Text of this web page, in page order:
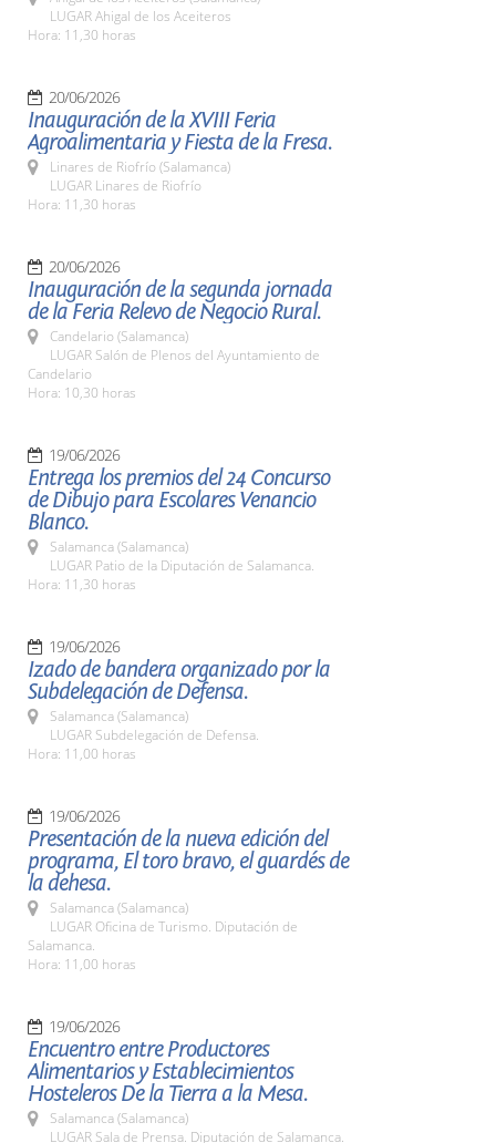
LUGAR Ahigal de los Aceiteros
Hora: 11,30 horas
20/06/2026
Inauguración de la XVIII Feria
Agroalimentaria y Fiesta de la Fresa.
Linares de Riofrío (Salamanca)
LUGAR Linares de Riofrío
Hora: 11,30 horas
20/06/2026
Inauguración de la segunda jornada
de la Feria Relevo de Negocio Rural.
Candelario (Salamanca)
LUGAR Salón de Plenos del Ayuntamiento de
Candelario
Hora: 10,30 horas
19/06/2026
Entrega los premios del 24 Concurso
de Dibujo para Escolares Venancio
Blanco.
Salamanca (Salamanca)
LUGAR Patio de la Diputación de Salamanca.
Hora: 11,30 horas
19/06/2026
Izado de bandera organizado por la
Subdelegación de Defensa.
Salamanca (Salamanca)
LUGAR Subdelegación de Defensa.
Hora: 11,00 horas
19/06/2026
Presentación de la nueva edición del
programa, El toro bravo, el guardés de
la dehesa.
Salamanca (Salamanca)
LUGAR Oficina de Turismo. Diputación de
Salamanca.
Hora: 11,00 horas
19/06/2026
Encuentro entre Productores
Alimentarios y Establecimientos
Hosteleros De la Tierra a la Mesa.
Salamanca (Salamanca)
LUGAR Sala de Prensa. Diputación de Salamanca.